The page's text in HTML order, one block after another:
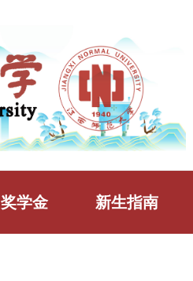
奖学金 新生指南